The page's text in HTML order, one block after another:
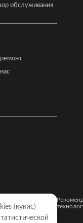
обслуживания
сайта
(кукиc)